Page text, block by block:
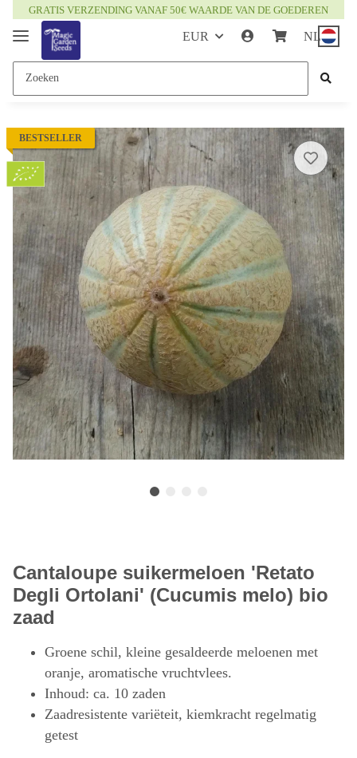
GRATIS VERZENDING VANAF 50€ WAARDE VAN DE GOEDEREN
EUR NL
BESTSELLER
Cantaloupe suikermeloen 'Retato
Degli Ortolani' (Cucumis melo) bio
zaad
Groene schil, kleine gesaldeerde meloenen met
oranje, aromatische vruchtvlees.
Inhoud: ca. 10 zaden
Zaadresistente variëteit, kiemkracht regelmatig
getest